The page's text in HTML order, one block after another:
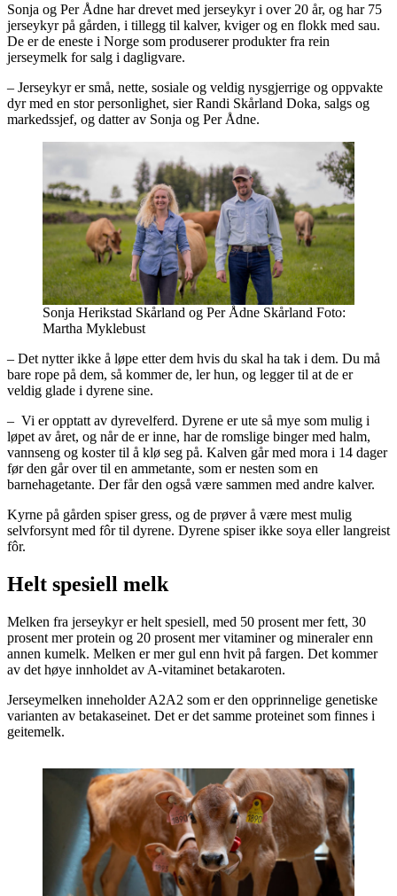
Sonja og Per Ådne har drevet med jerseykyr i over 20 år, og har 75
jerseykyr på gården, i tillegg til kalver, kviger og en flokk med sau.
De er de eneste i Norge som produserer produkter fra rein
jerseymelk for salg i dagligvare.
– Jerseykyr er små, nette, sosiale og veldig nysgjerrige og oppvakte
dyr med en stor personlighet, sier Randi Skårland Doka, salgs og
markedssjef, og datter av Sonja og Per Ådne.
Sonja Herikstad Skårland og Per Ådne Skårland Foto:
Martha Myklebust
– Det nytter ikke å løpe etter dem hvis du skal ha tak i dem. Du må
bare rope på dem, så kommer de, ler hun, og legger til at de er
veldig glade i dyrene sine.
– Vi er opptatt av dyrevelferd. Dyrene er ute så mye som mulig i
løpet av året, og når de er inne, har de romslige binger med halm,
vannseng og koster til å klø seg på. Kalven går med mora i 14 dager
før den går over til en ammetante, som er nesten som en
barnehagetante. Der får den også være sammen med andre kalver.
Kyrne på gården spiser gress, og de prøver å være mest mulig
selvforsynt med fôr til dyrene. Dyrene spiser ikke soya eller langreist
fôr.
Helt spesiell melk
Melken fra jerseykyr er helt spesiell, med 50 prosent mer fett, 30
prosent mer protein og 20 prosent mer vitaminer og mineraler enn
annen kumelk. Melken er mer gul enn hvit på fargen. Det kommer
av det høye innholdet av A-vitaminet betakaroten.
Jerseymelken inneholder A2A2 som er den opprinnelige genetiske
varianten av betakaseinet. Det er det samme proteinet som finnes i
geitemelk.